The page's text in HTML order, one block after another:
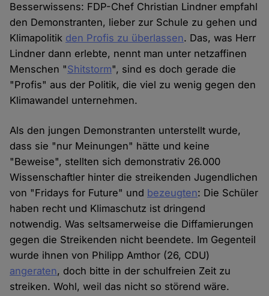
Besserwissens: FDP-Chef Christian Lindner empfahl
den Demonstranten, lieber zur Schule zu gehen und
Klimapolitik den Profis zu überlassen. Das, was Herr
Lindner dann erlebte, nennt man unter netzaffinen
Menschen "Shitstorm", sind es doch gerade die
"Profis" aus der Politik, die viel zu wenig gegen den
Klimawandel unternehmen.
Als den jungen Demonstranten unterstellt wurde,
dass sie "nur Meinungen" hätte und keine
"Beweise", stellten sich demonstrativ 26.000
Wissenschaftler hinter die streikenden Jugendlichen
von "Fridays for Future" und bezeugten: Die Schüler
haben recht und Klimaschutz ist dringend
notwendig. Was seltsamerweise die Diffamierungen
gegen die Streikenden nicht beendete. Im Gegenteil
wurde ihnen von Philipp Amthor (26, CDU)
angeraten, doch bitte in der schulfreien Zeit zu
streiken. Wohl, weil das nicht so störend wäre.